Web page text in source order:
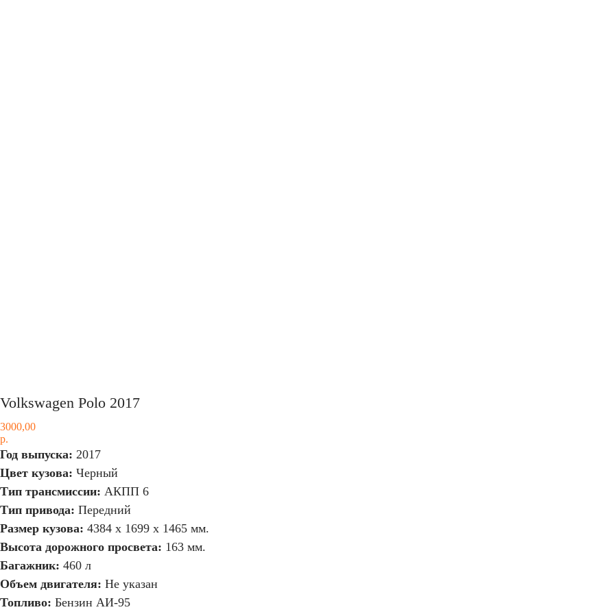
Volkswagen Polo 2017
3000,00
р.
Год выпуска: 2017
Цвет кузова: Черный
Тип трансмиссии: АКПП 6
Тип привода: Передний
Размер кузова: 4384 x 1699 x 1465 мм.
Высота дорожного просвета: 163 мм.
Багажник: 460 л
Объем двигателя: Не указан
Топливо: Бензин АИ-95